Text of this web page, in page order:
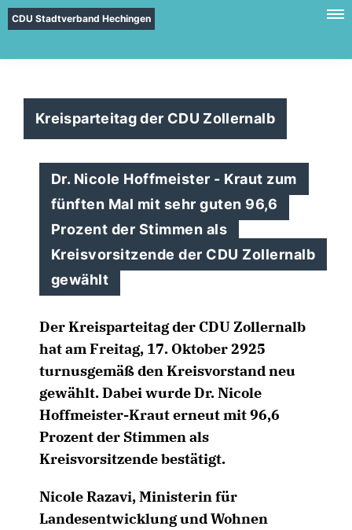
CDU Stadtverband Hechingen
Kreisparteitag der CDU Zollernalb
Dr. Nicole Hoffmeister - Kraut zum
fünften Mal mit sehr guten 96,6
Prozent der Stimmen als
Kreisvorsitzende der CDU Zollernalb
gewählt
Der Kreisparteitag der CDU Zollernalb
hat am Freitag, 17. Oktober 2925
turnusgemäß den Kreisvorstand neu
gewählt. Dabei wurde Dr. Nicole
Hoffmeister-Kraut erneut mit 96,6
Prozent der Stimmen als
Kreisvorsitzende bestätigt.
Nicole Razavi, Ministerin für
Landesentwicklung und Wohnen